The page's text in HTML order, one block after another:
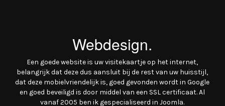
Webdesign.
Een goede website is uw visitekaartje op het internet,
belangrijk dat deze dus aansluit bij de rest van uw huisstijl,
dat deze mobielvriendelijk is, goed gevonden wordt in Google
en goed beveiligd is door middel van een SSL certificaat. Al
vanaf 2005 ben ik gespecialiseerd in Joomla.